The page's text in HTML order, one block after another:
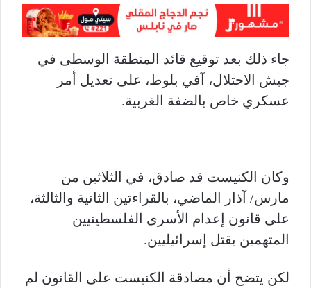
جاء ذلك بعد توقيع قائد المنطقة الوسطى في
جيش الاحتلال، آفي بلوط، على تعديل أمر
عسكري خاص بالضفة الغربية.
وكان الكنيست قد صادق، في الثلاثين من
مارس/ آذار الماضي، بالقراءتين الثانية والثالثة،
على قانون إعدام الأسرى الفلسطينيين
المتهمين بقتل إسرائيليين.
لكن يتضح أن مصادقة الكنيست على القانون لم